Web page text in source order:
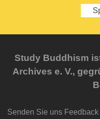
Study Buddhism
Archives e. V.,
Senden Sie uns Feedback